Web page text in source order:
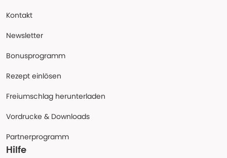
Kontakt
Newsletter
Bonusprogramm
Rezept einlösen
Freiumschlag herunterladen
Vordrucke & Downloads
Partnerprogramm
Hilfe